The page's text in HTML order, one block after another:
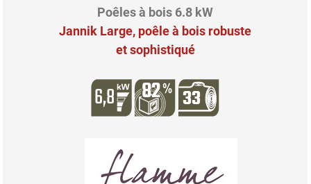
Poêles à bois 6.8 kW
Jannik Large, poêle à bois robuste
et sophistiqué